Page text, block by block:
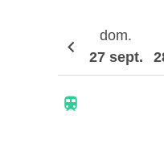
dom.
27 sept.